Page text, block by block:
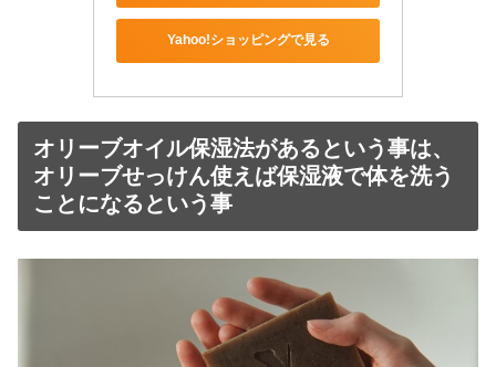
Yahoo!ショッピングで見る
オリーブオイル保湿法があるという事は、
オリーブせっけん使えば保湿液で体を洗う
ことになるという事